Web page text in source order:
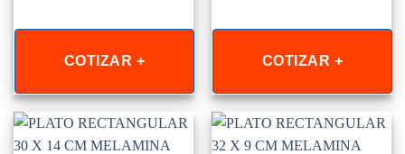
COTIZAR + COTIZAR +